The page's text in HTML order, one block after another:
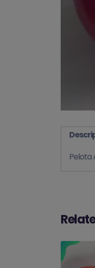
Pelota